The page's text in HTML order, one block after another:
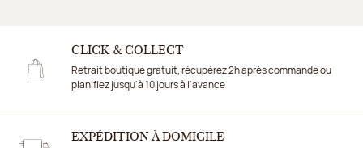
CLICK & COLLECT
Retrait boutique gratuit, récupérez 2h après commande ou
planifiez jusqu'à 10 jours à l'avance
EXPÉDITION À DOMICILE